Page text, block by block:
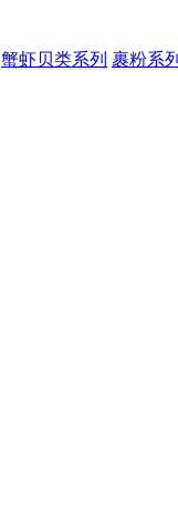
蟹虾贝类系列 裹粉系